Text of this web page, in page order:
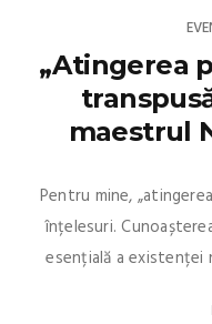
„Atingerea
maestrul
Pentru mine,
înțelesuri.
esențială a existenței